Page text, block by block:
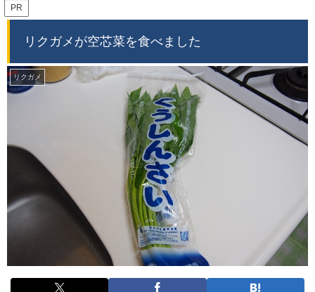
PR
リクガメが空芯菜を食べました
リクガメ